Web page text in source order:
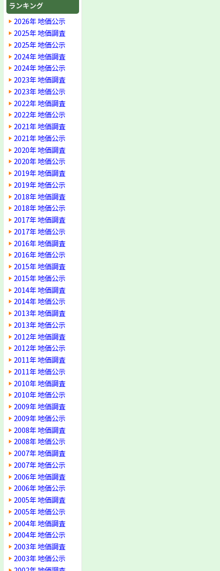
ランキング
2026年 地価公示
2025年 地価調査
2025年 地価公示
2024年 地価調査
2024年 地価公示
2023年 地価調査
2023年 地価公示
2022年 地価調査
2022年 地価公示
2021年 地価調査
2021年 地価公示
2020年 地価調査
2020年 地価公示
2019年 地価調査
2019年 地価公示
2018年 地価調査
2018年 地価公示
2017年 地価調査
2017年 地価公示
2016年 地価調査
2016年 地価公示
2015年 地価調査
2015年 地価公示
2014年 地価調査
2014年 地価公示
2013年 地価調査
2013年 地価公示
2012年 地価調査
2012年 地価公示
2011年 地価調査
2011年 地価公示
2010年 地価調査
2010年 地価公示
2009年 地価調査
2009年 地価公示
2008年 地価調査
2008年 地価公示
2007年 地価調査
2007年 地価公示
2006年 地価調査
2006年 地価公示
2005年 地価調査
2005年 地価公示
2004年 地価調査
2004年 地価公示
2003年 地価調査
2003年 地価公示